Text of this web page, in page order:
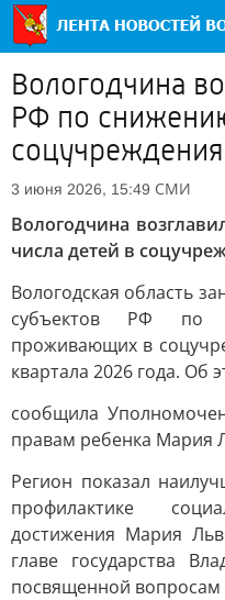
Вологодчина
РФ по
3 июня 2026, 15:49 СМИ
Вологодчина
числа детей в
Вологодская область
субъектов РФ по
проживающих в
квартала 2026 года. Об
сообщила
правам ребенка Мария
Регион показал
профилактике
достижения Мария
главе государства
посвященной вопросам